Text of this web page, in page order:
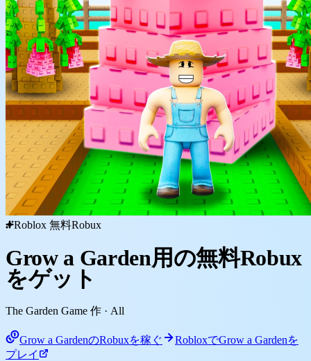
Roblox 無料Robux
Grow a Garden用の無料Robux
をゲット
The Garden Game 作 · All
Grow a GardenのRobuxを稼ぐ
RobloxでGrow a Gardenを
プレイ